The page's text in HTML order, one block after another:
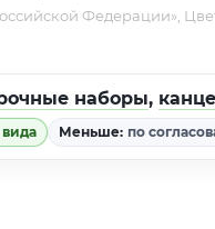
Федерации»,
наборы,
Меньше: по